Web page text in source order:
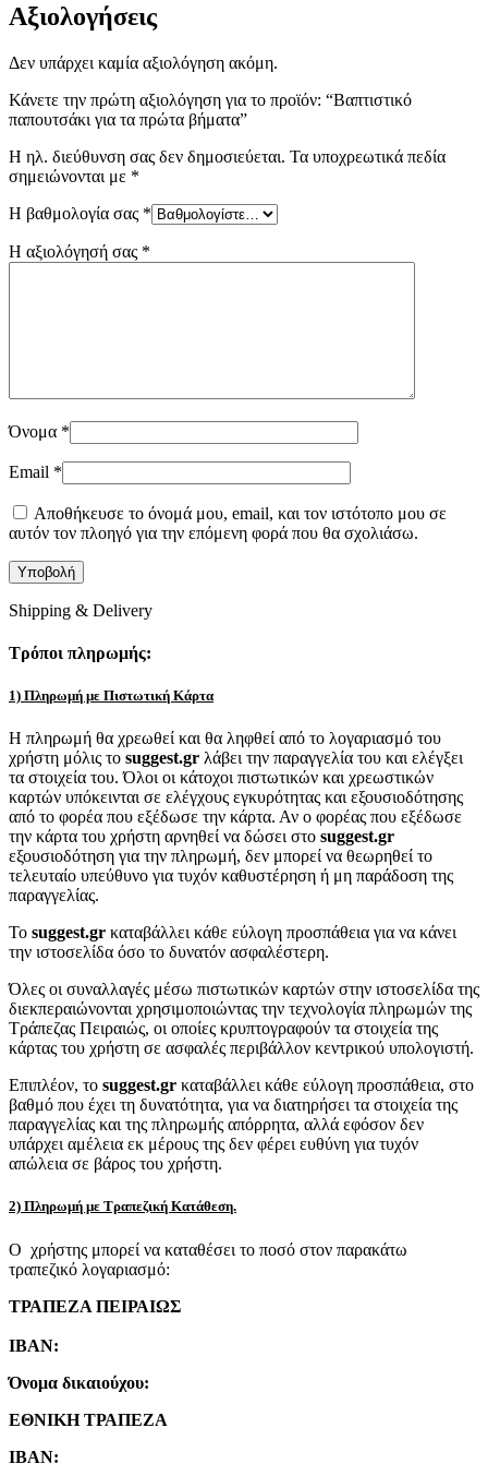
Αξιολογήσεις
Δεν υπάρχει καμία αξιολόγηση ακόμη.
Κάνετε την πρώτη αξιολόγηση για το προϊόν: “Βαπτιστικό
παπουτσάκι για τα πρώτα βήματα”
Η ηλ. διεύθυνση σας δεν δημοσιεύεται. Τα υποχρεωτικά πεδία
σημειώνονται με *
Η βαθμολογία σας *
Η αξιολόγησή σας *
Όνομα *
Email *
Αποθήκευσε το όνομά μου, email, και τον ιστότοπο μου σε
αυτόν τον πλοηγό για την επόμενη φορά που θα σχολιάσω.
Shipping & Delivery
Τρόποι πληρωμής:
1) Πληρωμή με Πιστωτική Κάρτα
Η πληρωμή θα χρεωθεί και θα ληφθεί από το λογαριασμό του
χρήστη μόλις το suggest.gr λάβει την παραγγελία του και ελέγξει
τα στοιχεία του. Όλοι οι κάτοχοι πιστωτικών και χρεωστικών
καρτών υπόκεινται σε ελέγχους εγκυρότητας και εξουσιοδότησης
από το φορέα που εξέδωσε την κάρτα. Αν ο φορέας που εξέδωσε
την κάρτα του χρήστη αρνηθεί να δώσει στο suggest.gr
εξουσιοδότηση για την πληρωμή, δεν μπορεί να θεωρηθεί το
τελευταίο υπεύθυνο για τυχόν καθυστέρηση ή μη παράδοση της
παραγγελίας.
Το suggest.gr καταβάλλει κάθε εύλογη προσπάθεια για να κάνει
την ιστοσελίδα όσο το δυνατόν ασφαλέστερη.
Όλες οι συναλλαγές μέσω πιστωτικών καρτών στην ιστοσελίδα της
διεκπεραιώνονται χρησιμοποιώντας την τεχνολογία πληρωμών της
Τράπεζας Πειραιώς, οι οποίες κρυπτογραφούν τα στοιχεία της
κάρτας του χρήστη σε ασφαλές περιβάλλον κεντρικού υπολογιστή.
Επιπλέον, το suggest.gr καταβάλλει κάθε εύλογη προσπάθεια, στο
βαθμό που έχει τη δυνατότητα, για να διατηρήσει τα στοιχεία της
παραγγελίας και της πληρωμής απόρρητα, αλλά εφόσον δεν
υπάρχει αμέλεια εκ μέρους της δεν φέρει ευθύνη για τυχόν
απώλεια σε βάρος του χρήστη.
2) Πληρωμή με Τραπεζική Κατάθεση.
Ο χρήστης μπορεί να καταθέσει το ποσό στον παρακάτω
τραπεζικό λογαριασμό:
ΤΡΑΠΕΖΑ ΠΕΙΡΑΙΩΣ
IBAN:
Όνομα δικαιούχου:
ΕΘΝΙΚΗ ΤΡΑΠΕΖΑ
IBAN: